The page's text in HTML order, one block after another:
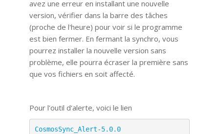
avez une erreur en installant une nouvelle
version, vérifier dans la barre des tâches
(proche de l'heure) pour voir si le programme
est bien fermer. En fermant la synchro, vous
pourrez installer la nouvelle version sans
problème, elle pourra écraser la première sans
que vos fichiers en soit affecté.
Pour l'outil d'alerte, voici le lien
CosmosSync_Alert-5.0.0